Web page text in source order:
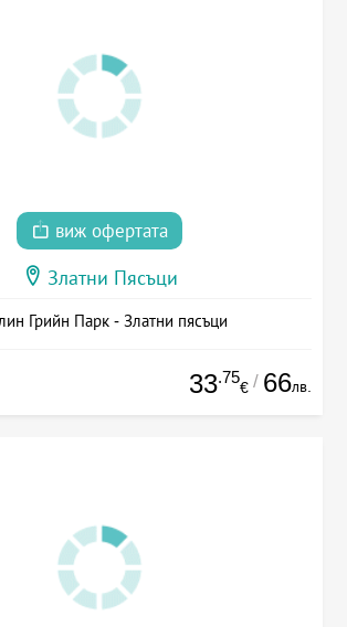
виж офертата
Златни Пясъци
Грийн Парк - Златни пясъци
33.75
€ / 66лв.